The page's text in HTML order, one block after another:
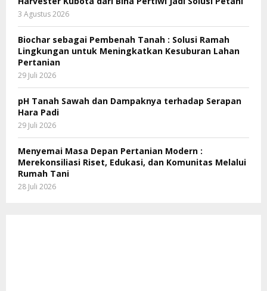
3 Agustus 2026
Biochar sebagai Pembenah Tanah : Solusi Ramah
Lingkungan untuk Meningkatkan Kesuburan Lahan
Pertanian
29 Juli 2026
pH Tanah Sawah dan Dampaknya terhadap Serapan
Hara Padi
29 Juli 2026
Menyemai Masa Depan Pertanian Modern :
Merekonsiliasi Riset, Edukasi, dan Komunitas Melalui
Rumah Tani
28 Juli 2026